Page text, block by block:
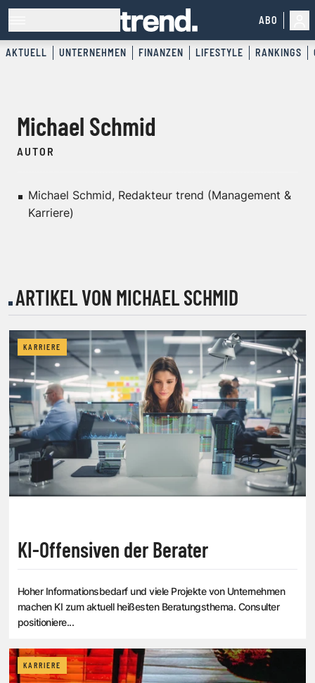
ABO
AKTUELL UNTERNEHMEN FINANZEN LIFESTYLE RANKINGS
Michael Schmid
AUTOR
Michael Schmid, Redakteur trend (Management &
Karriere)
ARTIKEL VON MICHAEL SCHMID
KARRIERE
KI-Offensiven der Berater
Hoher Informationsbedarf und viele Projekte von Unternehmen
machen KI zum aktuell heißesten Beratungsthema. Consulter
positioniere...
KARRIERE